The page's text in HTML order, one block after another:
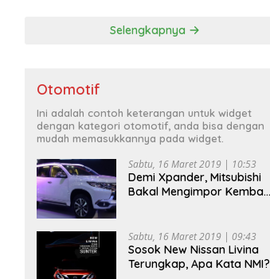
Selengkapnya
Otomotif
Ini adalah contoh keterangan untuk widget
dengan kategori otomotif, anda bisa dengan
mudah memasukkannya pada widget.
Sabtu, 16 Maret 2019 | 10:53
Demi Xpander, Mitsubishi
Bakal Mengimpor Kembali
Sabtu, 16 Maret 2019 | 09:43
Sosok New Nissan Livina
Terungkap, Apa Kata NMI?